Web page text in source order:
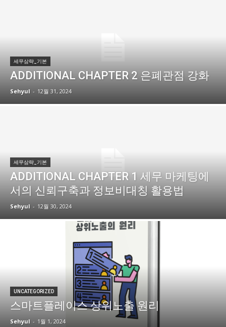
세무삼략_기본
ADDITIONAL CHAPTER 2 은폐관점 강화
Sehyul - 12월 31, 2024
세무삼략_기본
ADDITIONAL CHAPTER 1 세무 마케팅에
서의 신뢰구축과 정보비대칭 활용법
Sehyul - 12월 30, 2024
UNCATEGORIZED
스마트플레이스 상위노출 원리
Sehyul - 1월 1, 2024